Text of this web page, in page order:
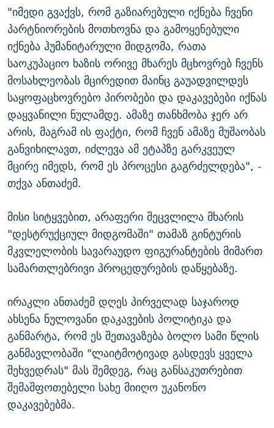
"იმედი გვაქვს, რომ გაზიარებული იქნება ჩვენი
პარტნიორების მოთხოვნა და გამოყენებული
იქნება ჰუმანიტარული მიდგომა, რათა
საოკუპაციო ხაზის ორივე მხარეს მცხოვრებ ჩვენს
მოსახლეობას მცირედით მაინც გაუადვილდეს
საყოფაცხოვრებო პირობები და დაკავებები იქნას
დაყვანილი ნულამდე. ამაზე თანხმობა ჯერ არ
არის, მაგრამ ის ფაქტი, რომ ჩვენ ამაზე მუშაობას
განვიხილავთ, იძლევა ამ ეტაპზე გარკვეულ
მცირე იმედს, რომ ეს პროცესი გაგრძელდება", -
თქვა ანთაძემ.
მისი სიტყვებით, არაფერი შეცვლილა მხარის
"დესტრუქციულ მიდგომაში" თამაზ გინტურის
მკვლელობის სავარაუდო ფიგურანტების მიმართ
სამართლებრივი პროცედურების დაწყებაზე.
ირაკლი ანთაძემ დღეს პირველად საჯაროდ
ახსენა ნულოვანი დაკავების პოლიტიკა და
განმარტა, რომ ეს შეთავაზება ბოლო სამი წლის
განმავლობაში "ლაიტმოტივად გასდევს ყველა
შეხვედრას" მას შემდეგ, რაც განსაკუთრებით
შემაშფოთებელი სახე მიიღო უკანონო
დაკავებებმა.